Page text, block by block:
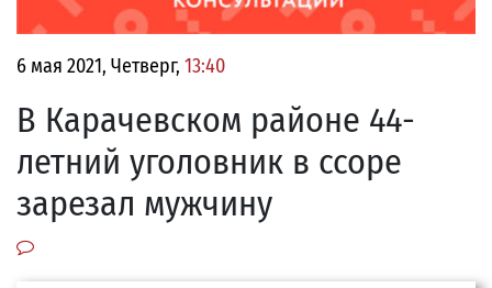
6 мая 2021, Четверг, 13:40
В Карачевском районе 44-
летний уголовник в ссоре
зарезал мужчину